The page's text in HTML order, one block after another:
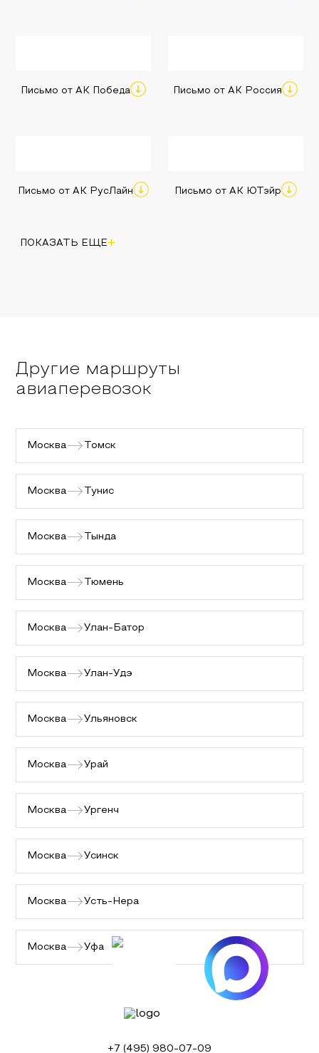
Письмо от АК Победа Письмо от АК Россия
Письмо от АК РусЛайн Письмо от АК ЮТэйр
ПОКАЗАТЬ ЕЩЕ+
Другие маршруты
авиаперевозок
Москва Томск
Москва Тунис
Москва Тында
Москва Тюмень
Москва Улан-Батор
Москва Улан-Удэ
Москва Ульяновск
Москва Урай
Москва Ургенч
Москва Усинск
Москва Усть-Нера
Москва Уфа
+7 (495) 980-07-09